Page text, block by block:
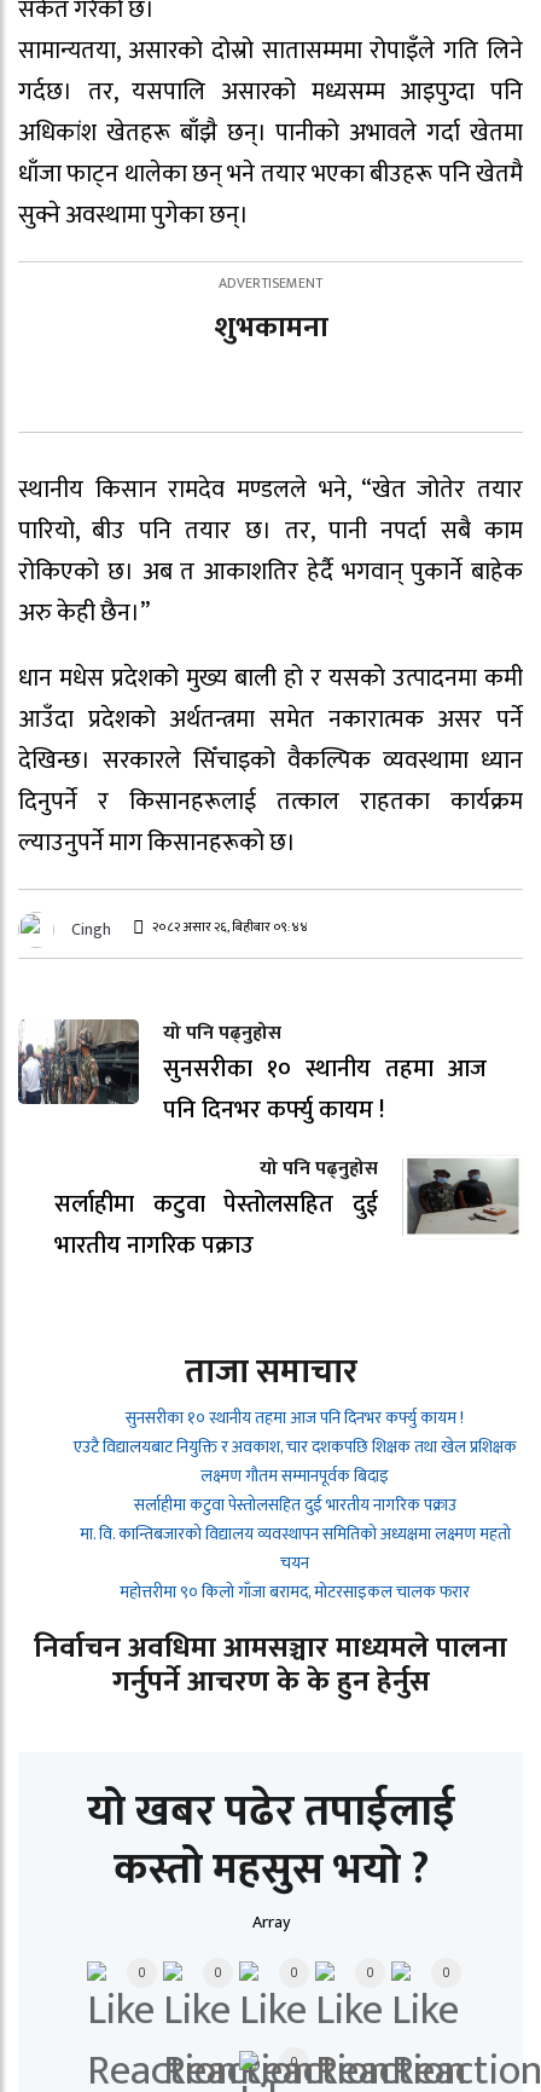
संकेत गरेको छ।
सामान्यतया, असारको दोस्रो सातासम्ममा रोपाइँले गति लिने
गर्दछ। तर, यसपालि असारको मध्यसम्म आइपुग्दा पनि
अधिकांश खेतहरू बाँझै छन्। पानीको अभावले गर्दा खेतमा
धाँजा फाट्न थालेका छन् भने तयार भएका बीउहरू पनि खेतमै
सुक्ने अवस्थामा पुगेका छन्।
शुभकामना
स्थानीय किसान रामदेव मण्डलले भने, “खेत जोतेर तयार
पारियो, बीउ पनि तयार छ। तर, पानी नपर्दा सबै काम
रोकिएको छ। अब त आकाशतिर हेर्दै भगवान् पुकार्ने बाहेक
अरु केही छैन।”
धान मधेस प्रदेशको मुख्य बाली हो र यसको उत्पादनमा कमी
आउँदा प्रदेशको अर्थतन्त्रमा समेत नकारात्मक असर पर्ने
देखिन्छ। सरकारले सिँचाइको वैकल्पिक व्यवस्थामा ध्यान
दिनुपर्ने र किसानहरूलाई तत्काल राहतका कार्यक्रम
ल्याउनुपर्ने माग किसानहरूको छ।
Cingh २०८२ असार २६, बिहीबार ०९:४४
यो पनि पढ्नुहोस
सुनसरीका १० स्थानीय तहमा आज
पनि दिनभर कर्फ्यु कायम !
यो पनि पढ्नुहोस
सर्लाहीमा कटुवा पेस्तोलसहित दुई
भारतीय नागरिक पक्राउ
ताजा समाचार
सुनसरीका १० स्थानीय तहमा आज पनि दिनभर कर्फ्यु कायम !
एउटै विद्यालयबाट नियुक्ति र अवकाश, चार दशकपछि शिक्षक तथा खेल प्रशिक्षक
लक्ष्मण गौतम सम्मानपूर्वक बिदाइ
सर्लाहीमा कटुवा पेस्तोलसहित दुई भारतीय नागरिक पक्राउ
मा. वि. कान्तिबजारको विद्यालय व्यवस्थापन समितिको अध्यक्षमा लक्ष्मण महतो
चयन
महोत्तरीमा ९० किलो गाँजा बरामद, मोटरसाइकल चालक फरार
निर्वाचन अवधिमा आमसञ्चार माध्यमले पालना
गर्नुपर्ने आचरण के के हुन हेर्नुस
यो खबर पढेर तपाईलाई
कस्तो महसुस भयो ?
Array
0 0 0 0 0
0